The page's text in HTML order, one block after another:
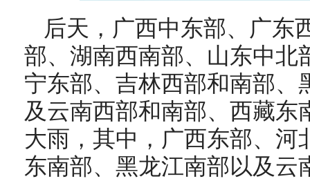
后天， 广西中东部、广东
部、湖南西南部、山东中北
宁东部、吉林西部和南部、
及云南西部和南部、西藏东
大雨，其中，广西东部、河
东南部、黑龙江南部以及云